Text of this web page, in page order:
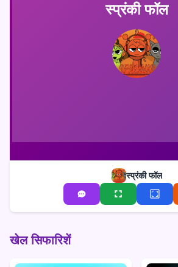
स्प्रंकी फॉल
स्प्रंकी फॉल
खेल सिफारिशें